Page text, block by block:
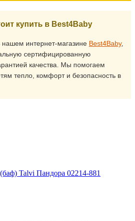
купить в Best4Baby
интернет-магазине Best4Baby,
сертифицированную
качества. Мы помогаем
тепло, комфорт и безопасность в
Talvi Пандора 02214-881